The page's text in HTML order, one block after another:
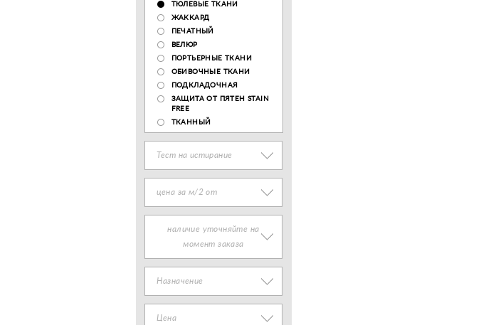
ТЮЛЕВЫЕ ТКАНИ
ЖАККАРД
ПЕЧАТНЫЙ
ВЕЛЮР
ПОРТЬЕРНЫЕ ТКАНИ
ОБИВОЧНЫЕ ТКАНИ
ПОДКЛАДОЧНАЯ
ЗАЩИТА ОТ ПЯТЕН STAIN
FREE
ТКАННЫЙ
Тест на истирание
цена за м/2 от
наличие уточняйте на
момент заказа
Назначение
Цена